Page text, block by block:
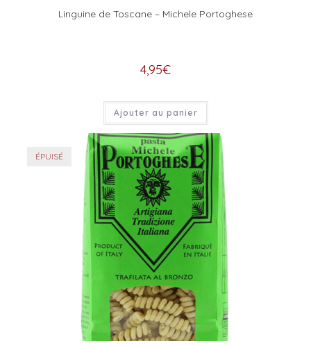
Linguine de Toscane – Michele Portoghese
4,95€
Ajouter au panier
ÉPUISÉ